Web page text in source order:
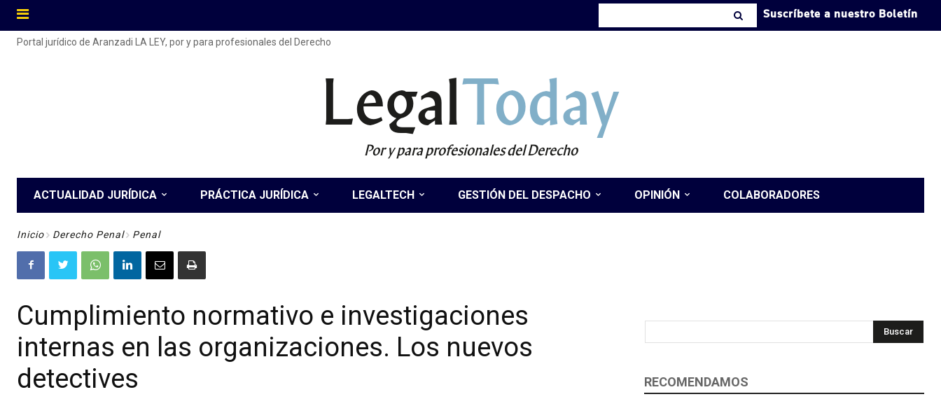
Suscríbete a nuestro Boletín
Portal jurídico de Aranzadi LA LEY, por y para profesionales del Derecho
LegalToday
Por y para profesionales del Derecho
ACTUALIDAD JURÍDICA PRÁCTICA JURÍDICA LEGALTECH GESTIÓN DEL DESPACHO OPINIÓN COLABORADORES
Inicio Derecho Penal Penal
Cumplimiento normativo e investigaciones
internas en las organizaciones. Los nuevos
detectives
Buscar
RECOMENDAMOS